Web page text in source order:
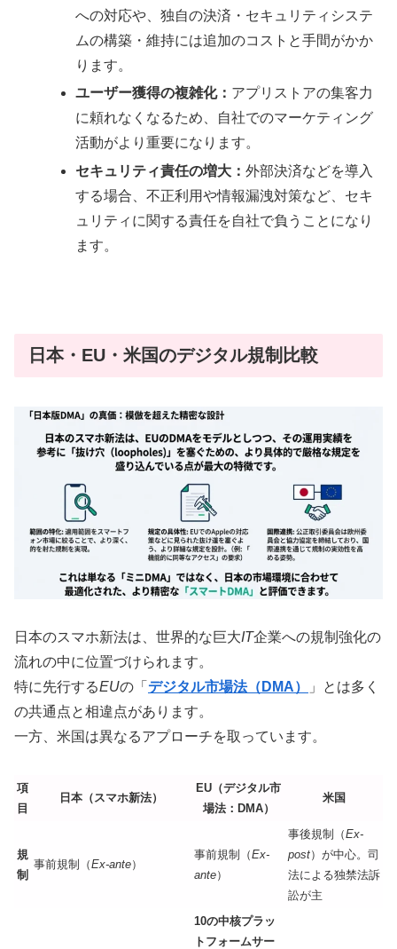
への対応や、独自の決済・セキュリティシステ
ムの構築・維持には追加のコストと手間がかか
ります。
ユーザー獲得の複雑化： アプリストアの集客力
に頼れなくなるため、自社でのマーケティング
活動がより重要になります。
セキュリティ責任の増大：外部決済などを導入
する場合、不正利用や情報漏洩対策など、セキ
ュリティに関する責任を自社で負うことになり
ます。
日本・EU・米国のデジタル規制比較
日本のスマホ新法は、世界的な巨大IT企業への規制強化の
流れの中に位置づけられます。
特に先行するEUの「 デジタル市場法（DMA）
」とは多く
の共通点と相違点があります。
一方、米国は異なるアプローチを取っています。
項
目
日本（スマホ新法）
EU（デジタル市
場法：DMA）
米国
規
制
事前規制（Ex-ante）
事前規制（Ex-
ante）
事後規制（Ex-
post）が中心。司
法による独禁法訴
訟が主
10の中核プラッ
トフォームサー